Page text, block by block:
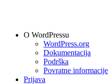
O WordPressu
WordPress.org
Dokumentacija
Podrška
Povratne informacije
Prijava